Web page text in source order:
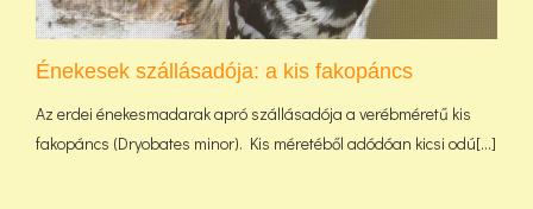
Énekesek szállásadója: a kis fakopáncs
Az erdei énekesmadarak apró szállásadója a verébméretű kis
fakopáncs (Dryobates minor). Kis méretéből adódóan kicsi odú[...]